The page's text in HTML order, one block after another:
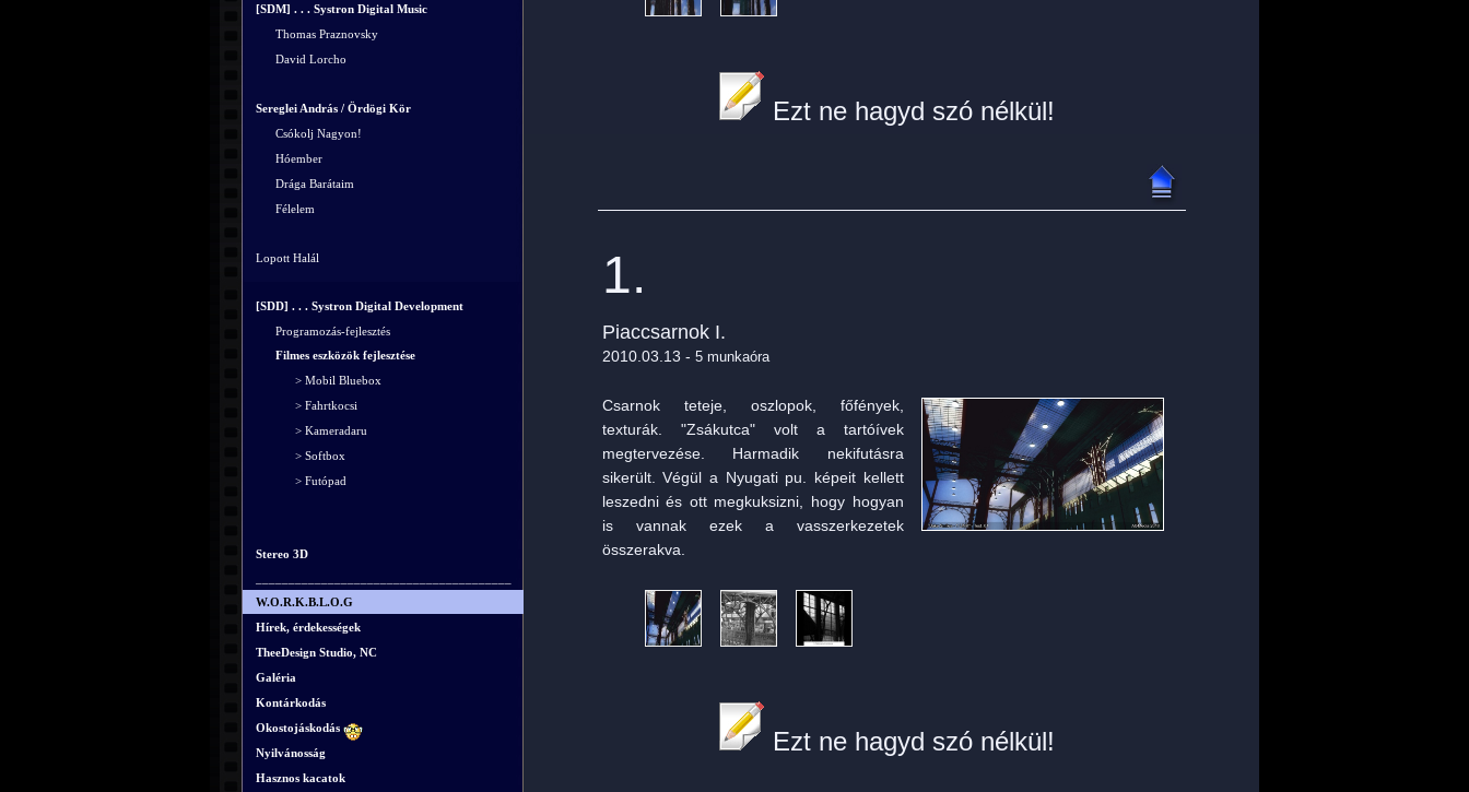
[SDM] . . . Systron Digital Music
Thomas Praznovsky
David Lorcho
Sereglei András / Ördögi Kör
Csókolj Nagyon!
Hóember
Drága Barátaim
Félelem
Lopott Halál
[SDD] . . . Systron Digital Development
Programozás-fejlesztés
Filmes eszközök fejlesztése
> Mobil Bluebox
> Fahrtkocsi
> Kameradaru
> Softbox
> Futópad
Stereo 3D
W.O.R.K.B.L.O.G
Hírek, érdekességek
TheeDesign Studio, NC
Galéria
Kontárkodás
Okostojáskodás
Nyilvánosság
Hasznos kacatok
Ezt ne hagyd szó nélkül!
1.
Piaccsarnok I.
2010.03.13 - 5 munkaóra
Csarnok teteje, oszlopok, főfények,
texturák. "Zsákutca" volt a tartóívek
megtervezése. Harmadik nekifutásra
sikerült. Végül a Nyugati pu. képeit kellett
leszedni és ott megkuksizni, hogy hogyan
is vannak ezek a vasszerkezetek
összerakva.
Ezt ne hagyd szó nélkül!